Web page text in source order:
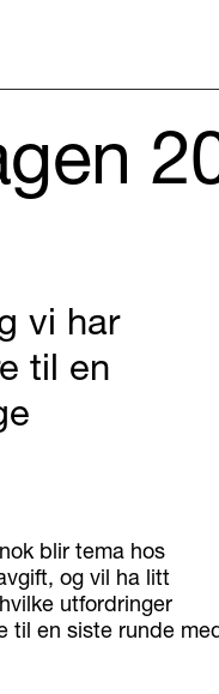
vi har
til en
blir tema hos
og vil ha litt
utfordringer
til en siste runde